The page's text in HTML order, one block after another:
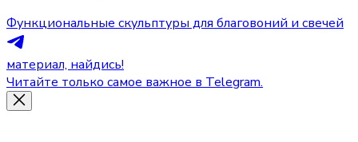
Функциональные скульптуры для благовоний и свечей
материал, найдись!
Читайте только самое важное в Telegram.